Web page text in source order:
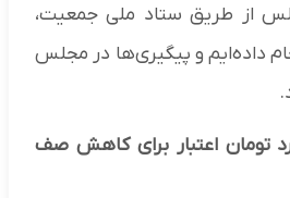
از طریق ستاد ملی جمعیت،
داده‌ایم و پیگیری‌ها در مجلس
میلیارد تومان اعتبار برای کاهش صف